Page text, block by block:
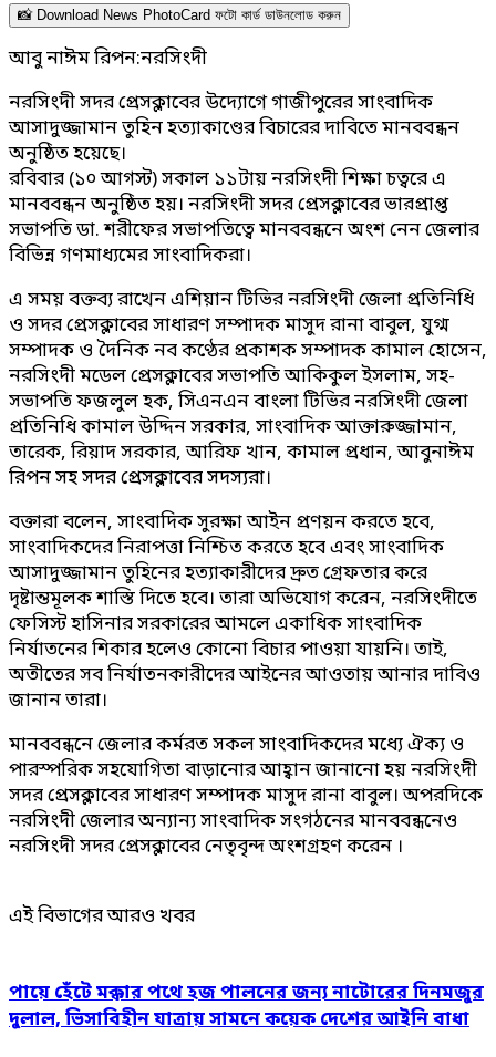
📸 Download News PhotoCard ফটো কার্ড ডাউনলোড করুন
আবু নাঈম রিপন:নরসিংদী
নরসিংদী সদর প্রেসক্লাবের উদ্যোগে গাজীপুরের সাংবাদিক
আসাদুজ্জামান তুহিন হত্যাকাণ্ডের বিচারের দাবিতে মানববন্ধন
অনুষ্ঠিত হয়েছে।
রবিবার (১০ আগস্ট) সকাল ১১টায় নরসিংদী শিক্ষা চত্বরে এ
মানববন্ধন অনুষ্ঠিত হয়। নরসিংদী সদর প্রেসক্লাবের ভারপ্রাপ্ত
সভাপতি ডা. শরীফের সভাপতিত্বে মানববন্ধনে অংশ নেন জেলার
বিভিন্ন গণমাধ্যমের সাংবাদিকরা।
এ সময় বক্তব্য রাখেন এশিয়ান টিভির নরসিংদী জেলা প্রতিনিধি
ও সদর প্রেসক্লাবের সাধারণ সম্পাদক মাসুদ রানা বাবুল, যুগ্ম
সম্পাদক ও দৈনিক নব কণ্ঠের প্রকাশক সম্পাদক কামাল হোসেন,
নরসিংদী মডেল প্রেসক্লাবের সভাপতি আকিকুল ইসলাম, সহ-
সভাপতি ফজলুল হক, সিএনএন বাংলা টিভির নরসিংদী জেলা
প্রতিনিধি কামাল উদ্দিন সরকার, সাংবাদিক আক্তারুজ্জামান,
তারেক, রিয়াদ সরকার, আরিফ খান, কামাল প্রধান, আবুনাঈম
রিপন সহ সদর প্রেসক্লাবের সদস্যরা।
বক্তারা বলেন, সাংবাদিক সুরক্ষা আইন প্রণয়ন করতে হবে,
সাংবাদিকদের নিরাপত্তা নিশ্চিত করতে হবে এবং সাংবাদিক
আসাদুজ্জামান তুহিনের হত্যাকারীদের দ্রুত গ্রেফতার করে
দৃষ্টান্তমূলক শাস্তি দিতে হবে। তারা অভিযোগ করেন, নরসিংদীতে
ফেসিস্ট হাসিনার সরকারের আমলে একাধিক সাংবাদিক
নির্যাতনের শিকার হলেও কোনো বিচার পাওয়া যায়নি। তাই,
অতীতের সব নির্যাতনকারীদের আইনের আওতায় আনার দাবিও
জানান তারা।
মানববন্ধনে জেলার কর্মরত সকল সাংবাদিকদের মধ্যে ঐক্য ও
পারস্পরিক সহযোগিতা বাড়ানোর আহ্বান জানানো হয় নরসিংদী
সদর প্রেসক্লাবের সাধারণ সম্পাদক মাসুদ রানা বাবুল। অপরদিকে
নরসিংদী জেলার অন্যান্য সাংবাদিক সংগঠনের মানববন্ধনেও
নরসিংদী সদর প্রেসক্লাবের নেতৃবৃন্দ অংশগ্রহণ করেন ।
এই বিভাগের আরও খবর
পায়ে হেঁটে মক্কার পথে হজ পালনের জন্য নাটোরের দিনমজুর
দুলাল, ভিসাবিহীন যাত্রায় সামনে কয়েক দেশের আইনি বাধা